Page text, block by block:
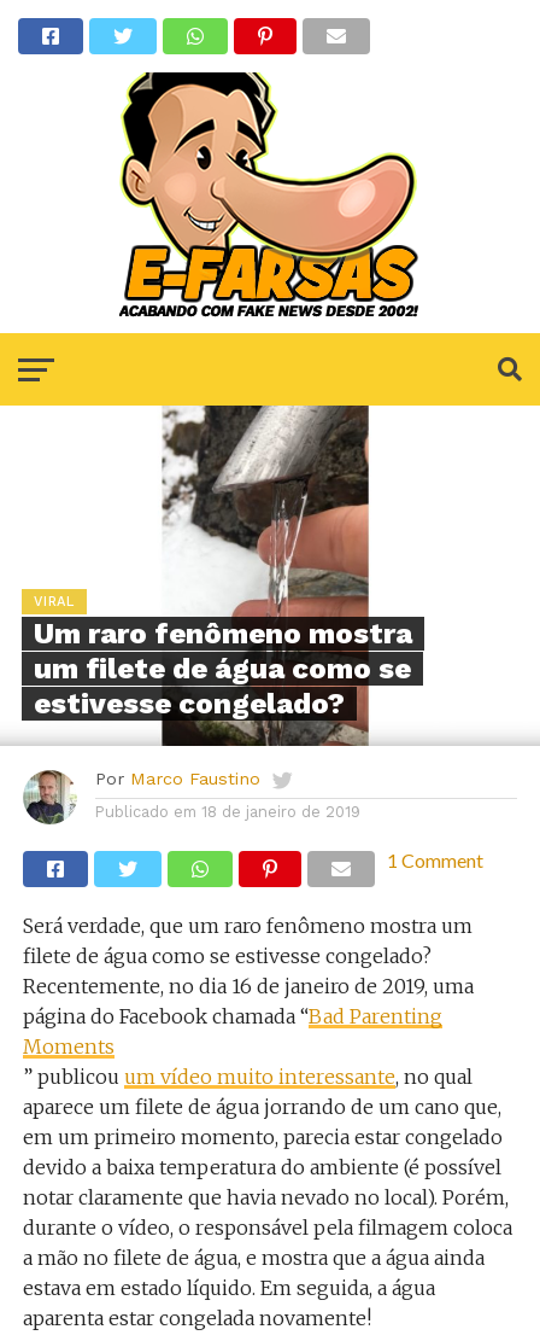
VIRAL
Um raro fenômeno mostra
um filete de água como se
estivesse congelado?
Por Marco Faustino
Publicado em 18 de janeiro de 2019
1 Comment
Será verdade, que um raro fenômeno mostra um
filete de água como se estivesse congelado?
Recentemente, no dia 16 de janeiro de 2019, uma
página do Facebook chamada “Bad Parenting
Moments
” publicou um vídeo muito interessante, no qual
aparece um filete de água jorrando de um cano que,
em um primeiro momento, parecia estar congelado
devido a baixa temperatura do ambiente (é possível
notar claramente que havia nevado no local). Porém,
durante o vídeo, o responsável pela filmagem coloca
a mão no filete de água, e mostra que a água ainda
estava em estado líquido. Em seguida, a água
aparenta estar congelada novamente!